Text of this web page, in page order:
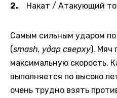
Накат / Атакующий
Самым сильным ударом
(smash, удар сверху). Мяч
максимальную скорость.
выполняется по высоко
очень трудно взять